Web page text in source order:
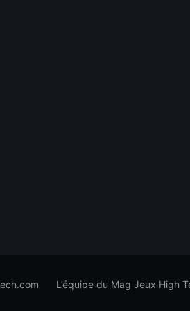
L’équipe du Mag Jeux High